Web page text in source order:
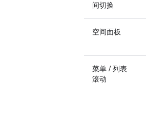
间切换
空间面板
菜单 / 列表
滚动